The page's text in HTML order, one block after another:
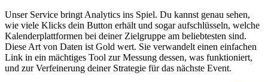
Unser Service bringt Analytics ins Spiel. Du kannst genau sehen,
wie viele Klicks dein Button erhält und sogar aufschlüsseln, welche
Kalenderplattformen bei deiner Zielgruppe am beliebtesten sind.
Diese Art von Daten ist Gold wert. Sie verwandelt einen einfachen
Link in ein mächtiges Tool zur Messung dessen, was funktioniert,
und zur Verfeinerung deiner Strategie für das nächste Event.